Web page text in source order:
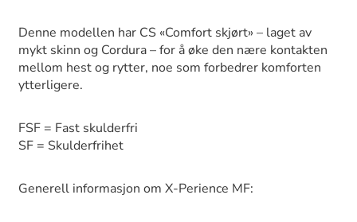
Denne modellen har CS «Comfort skjørt» – laget av
mykt skinn og Cordura – for å øke den nære kontakten
mellom hest og rytter, noe som forbedrer komforten
ytterligere.
FSF = Fast skulderfri
SF = Skulderfrihet
Generell informasjon om X-Perience MF: